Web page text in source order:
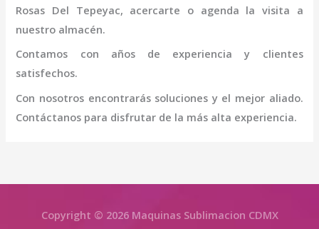
Rosas Del Tepeyac, acercarte o agenda la visita a
nuestro almacén.
Contamos con años de experiencia y clientes
satisfechos.
Con nosotros encontrarás soluciones y el mejor aliado.
Contáctanos para disfrutar de la más alta experiencia.
Copyright © 2026 Maquinas Sublimacion CDMX